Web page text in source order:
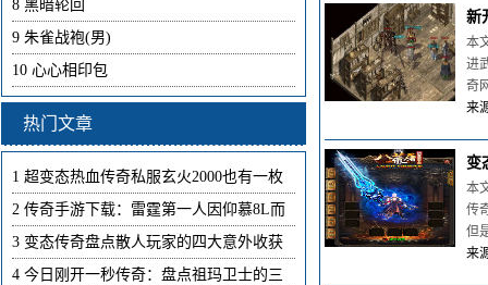
新
本
进
奇
来
变
本
传
但
来
8 黑暗轮回
9 朱雀战袍(男)
10 心心相印包
热门文章
1 超变态热血传奇私服玄火2000也有一枚
2 传奇手游下载：雷霆第一人因仰慕8L而
3 变态传奇盘点散人玩家的四大意外收获
4 今日刚开一秒传奇：盘点祖玛卫士的三